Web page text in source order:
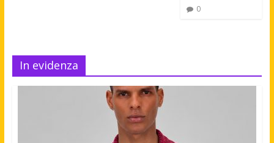
0
In evidenza